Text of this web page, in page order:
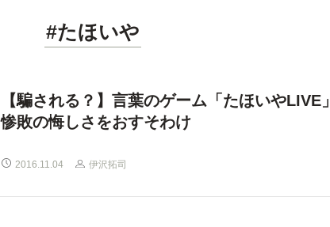
#たほいや
【騙される？】言葉のゲーム「たほいやLIVE」
惨敗の悔しさをおすそわけ
2016.11.04 伊沢拓司